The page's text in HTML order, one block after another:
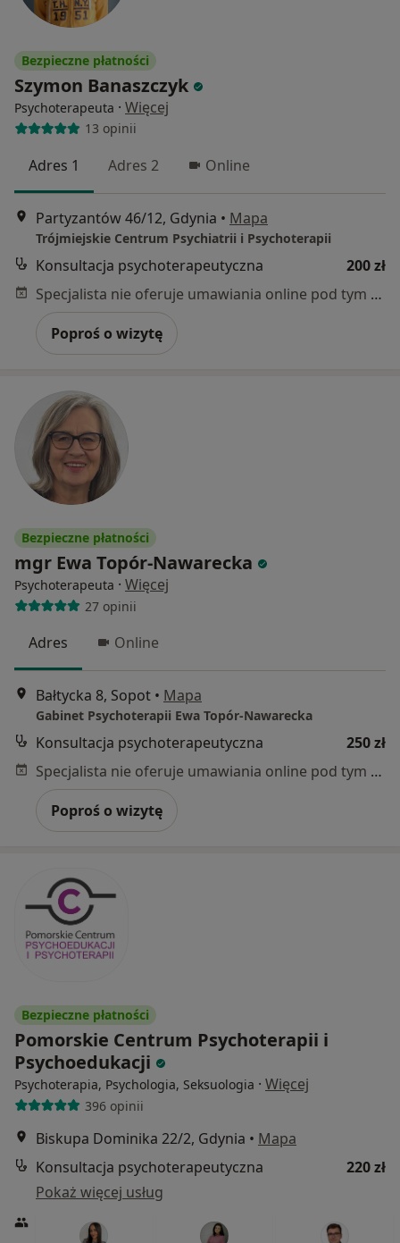
Bezpieczne płatności
Szymon Banaszczyk
Psychoterapeuta · Więcej
13 opinii
Adres 1 Adres 2 Online
Partyzantów 46/12, Gdynia • Mapa
Trójmiejskie Centrum Psychiatrii i Psychoterapii
Konsultacja psychoterapeutyczna
200 zł
Specjalista nie oferuje umawiania online pod tym adresem.
Poproś o wizytę
Bezpieczne płatności
mgr Ewa Topór-Nawarecka
Psychoterapeuta · Więcej
27 opinii
Adres Online
Bałtycka 8, Sopot • Mapa
Gabinet Psychoterapii Ewa Topór-Nawarecka
Konsultacja psychoterapeutyczna
250 zł
Specjalista nie oferuje umawiania online pod tym adresem.
Poproś o wizytę
Bezpieczne płatności
Pomorskie Centrum Psychoterapii i
Psychoedukacji
Psychoterapia, Psychologia, Seksuologia · Więcej
396 opinii
Biskupa Dominika 22/2, Gdynia • Mapa
Konsultacja psychoterapeutyczna
220 zł
Pokaż więcej usług